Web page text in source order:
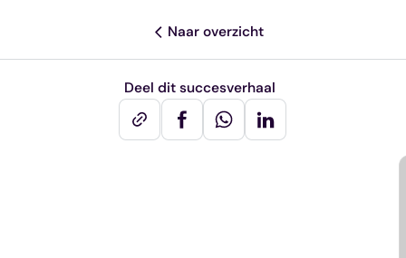
Naar overzicht
Deel dit succesverhaal